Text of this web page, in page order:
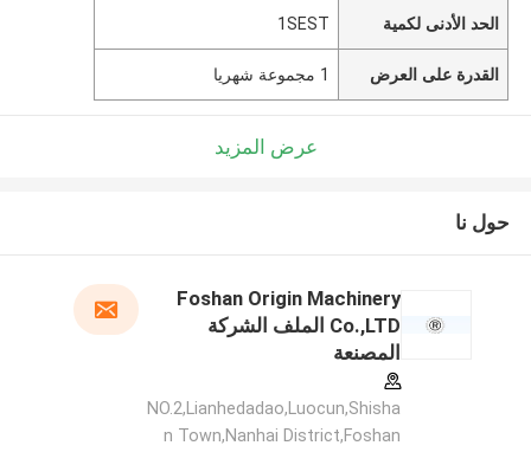
الحد الأدنى لكمية 1SEST
القدرة على العرض 1 مجموعة شهريا
عرض المزيد
حول نا
Foshan Origin Machinery
Co.,LTD الملف الشركة
المصنعة
NO.2,Lianhedadao,Luocun,Shisha
n Town,Nanhai District,Foshan